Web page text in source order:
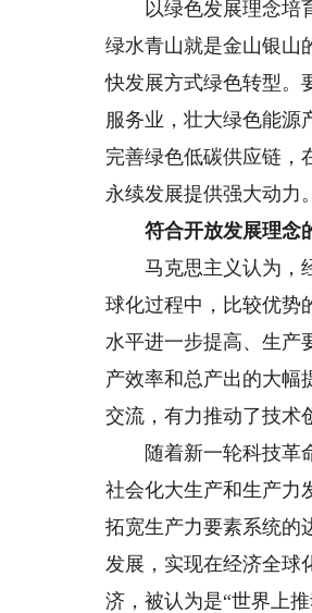
以绿色发展理念培育
绿水青山就是金山银山
快发展方式绿色转型。
服务业，壮大绿色能源
完善绿色低碳供应链，
永续发展提供强大动力。
符合开放发展理念
马克思主义认为，经
球化过程中，比较优势
水平进一步提高、生产
产效率和总产出的大幅
交流，有力推动了技术
随着新一轮科技革命
社会化大生产和生产力
拓宽生产力要素系统的
发展，实现在经济全球
济，被认为是“世界上